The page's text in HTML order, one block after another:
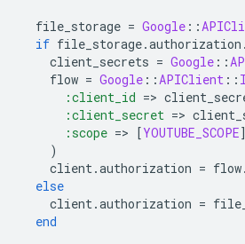
file_storage = Google ::
if file_storage.authorization .
client_secrets = Google ::
flow = Google ::APIClient ::
:client_id =>
:client_secret =>
:scope => [YOUTUBE_SCOPE]
)
client.authorization = flow.
else
client.authorization =
end